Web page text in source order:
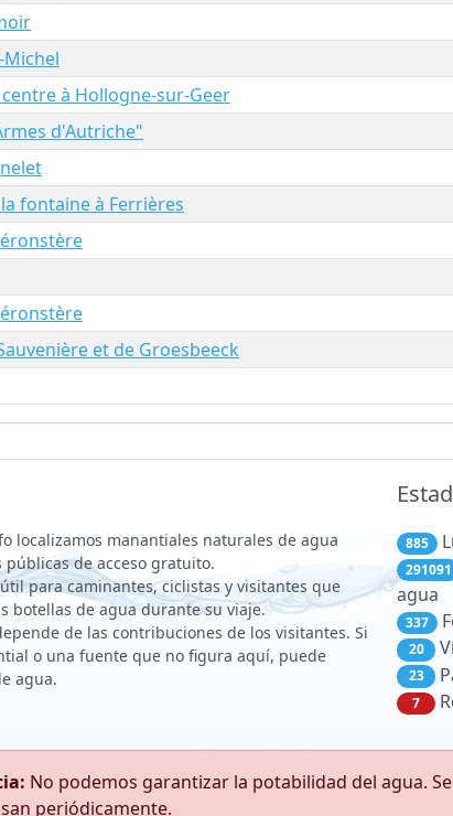
Michel
à Hollogne-sur-Geer
d'Autriche"
fontaine à Ferrières
et de Groesbeeck
localizamos manantiales naturales de agua
públicas de acceso gratuito.
para caminantes, ciclistas y visitantes que
botellas de agua durante su viaje.
de las contribuciones de los visitantes. Si
o una fuente que no figura aquí, puede
agua.
885
291091
agua
337
20
23
7
No podemos garantizar la potabilidad del agua.
periódicamente.